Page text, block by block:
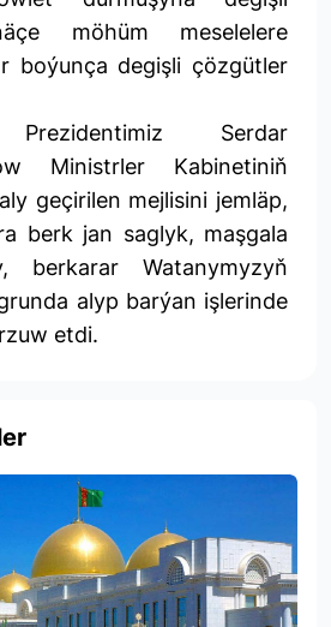
möhüm meselelere
boýunça degişli çözgütler
Serdar
Ministrler Kabinetiniň
geçirilen mejlisini jemläp,
berk jan saglyk, maşgala
berkarar Watanymyzyň
alyp barýan işlerinde
etdi.